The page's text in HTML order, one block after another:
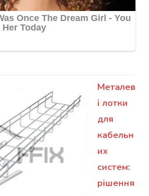
Металев
і лотки
для
кабельн
их
систем:
рішення